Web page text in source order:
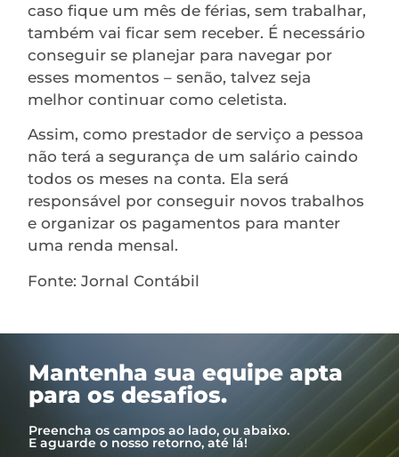
caso fique um mês de férias, sem trabalhar,
também vai ficar sem receber. É necessário
conseguir se planejar para navegar por
esses momentos – senão, talvez seja
melhor continuar como celetista.
Assim, como prestador de serviço a pessoa
não terá a segurança de um salário caindo
todos os meses na conta. Ela será
responsável por conseguir novos trabalhos
e organizar os pagamentos para manter
uma renda mensal.
Fonte: Jornal Contábil
Mantenha sua equipe apta
para os desafios.
Preencha os campos ao lado, ou abaixo.
E aguarde o nosso retorno, até lá!